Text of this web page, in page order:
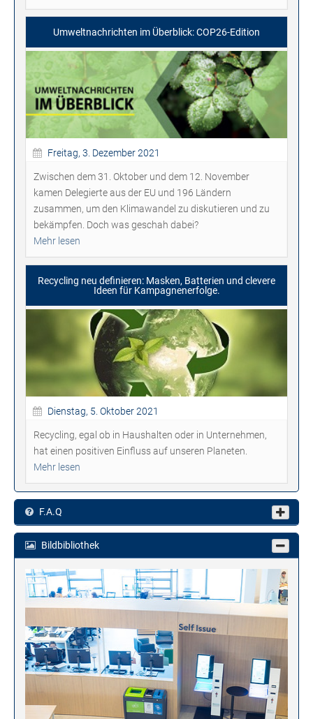
Umweltnachrichten im Überblick: COP26-Edition
Freitag, 3. Dezember 2021
Zwischen dem 31. Oktober und dem 12. November
kamen Delegierte aus der EU und 196 Ländern
zusammen, um den Klimawandel zu diskutieren und zu
bekämpfen. Doch was geschah dabei?
Mehr lesen
Recycling neu definieren: Masken, Batterien und clevere
Ideen für Kampagnenerfolge.
Dienstag, 5. Oktober 2021
Recycling, egal ob in Haushalten oder in Unternehmen,
hat einen positiven Einfluss auf unseren Planeten.
Mehr lesen
F.A.Q
Bildbibliothek